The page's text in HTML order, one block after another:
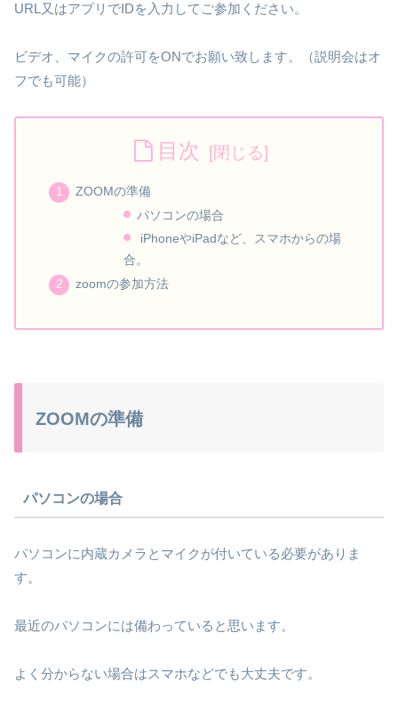
URL又はアプリでIDを入力してご参加ください。
ビデオ、マイクの許可をONでお願い致します。（説明会はオ
フでも可能）
目次
ZOOMの準備
パソコンの場合
iPhoneやiPadなど、スマホからの場
合。
zoomの参加方法
ZOOMの準備
パソコンの場合
パソコンに内蔵カメラとマイクが付いている必要がありま
す。
最近のパソコンには備わっていると思います。
よく分からない場合はスマホなどでも大丈夫です。